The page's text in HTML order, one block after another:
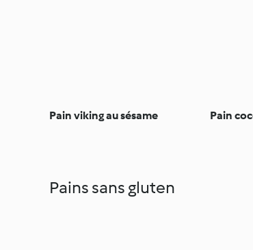
Pain viking au sésame Pain
Pains sans gluten